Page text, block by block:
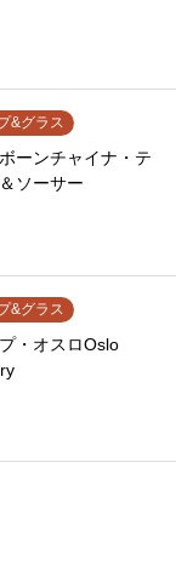
&グラス
ーンチャイナ・テ
ソーサー
&グラス
・オスロOslo